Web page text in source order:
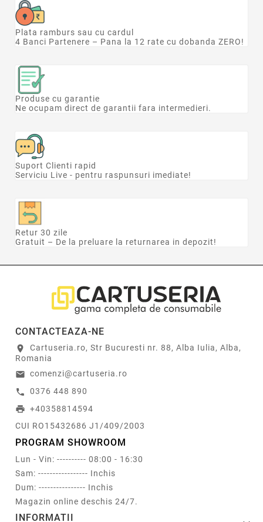
Plata ramburs sau cu cardul
4 Banci Partenere – Pana la 12 rate cu dobanda ZERO!
Produse cu garantie
Ne ocupam direct de garantii fara intermedieri.
Suport Clienti rapid
Serviciu Live - pentru raspunsuri imediate!
Retur 30 zile
Gratuit – De la preluare la returnarea in depozit!
CONTACTEAZA-NE
location_on
Cartuseria.ro, Str Bucuresti nr. 88, Alba Iulia, Alba,
Romania
email comenzi@cartuseria.ro
call 0376 448 890
print +40358814594
CUI RO15432686 J1/409/2003
PROGRAM SHOWROOM
Lun - Vin: ---------- 08:00 - 16:30
Sam: ----------------- Inchis
Dum: ---------------- Inchis
Magazin online deschis 24/7.
INFORMATII